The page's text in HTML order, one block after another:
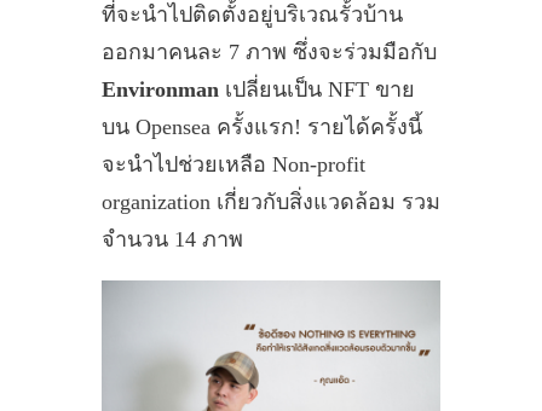
ที่จะนำไปติดตั้งอยู่บริเวณรั้วบ้าน
ออกมาคนละ 7 ภาพ ซึ่งจะร่วมมือกับ
Environman เปลี่ยนเป็น NFT ขาย
บน Opensea ครั้งแรก! รายได้ครั้งนี้
จะนำไปช่วยเหลือ Non-profit
organization เกี่ยวกับสิ่งแวดล้อม รวม
จำนวน 14 ภาพ